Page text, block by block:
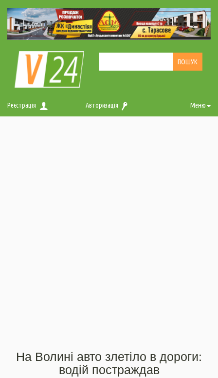
Реєстрація Авторизація Меню
На Волині авто злетіло в дороги:
водій постраждав